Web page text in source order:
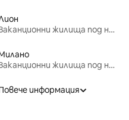
Ваканционни жилища под наем
Ваканционни жилища под наем
информация